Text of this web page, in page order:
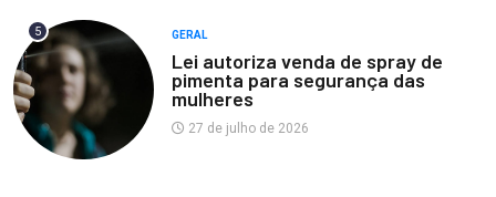
5 GERAL
Lei autoriza venda de spray de
pimenta para segurança das
mulheres
27 de julho de 2026